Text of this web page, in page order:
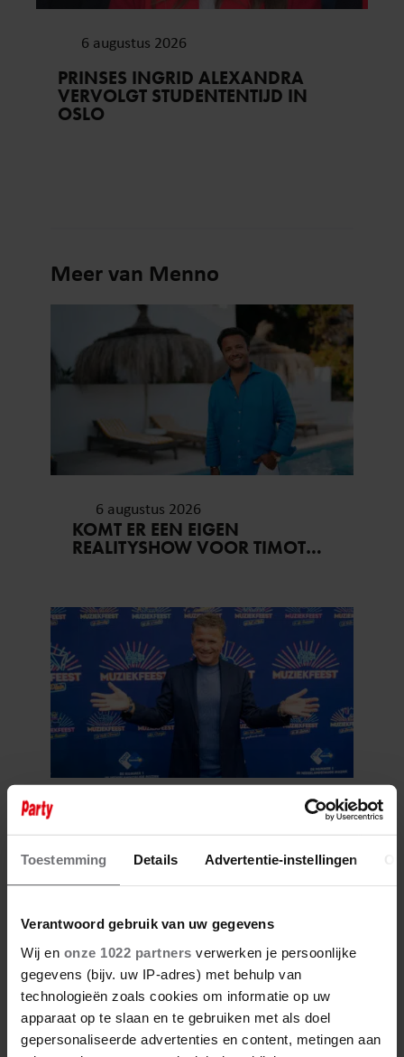
Toestemming Details Advertentie-instellingen
Verantwoord gebruik van uw gegevens
Wij en onze 1022 partners verwerken je persoonlijke
gegevens (bijv. uw IP-adres) met behulp van
technologieën zoals cookies om informatie op uw
apparaat op te slaan en te gebruiken met als doel
gepersonaliseerde advertenties en content, metingen aan
6 augustus 2026
PRINSES INGRID ALEXANDRA
VERVOLGT STUDENTENTIJD IN
OSLO
Meer van Menno
6 augustus 2026
KOMT ER EEN EIGEN
REALITYSHOW VOOR TIMOTHY
WOLTER KROES BEREIKT ZIJN
STREEFGEWICHT NA 14 KILO
AFVALLEN